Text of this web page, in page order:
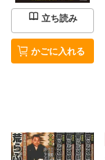
立ち読み
かごに入れる